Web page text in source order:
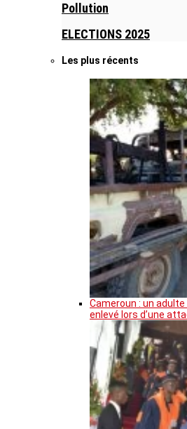
Pollution
ELECTIONS 2025
Les plus récents
Cameroun : un
enlevé lors d’une